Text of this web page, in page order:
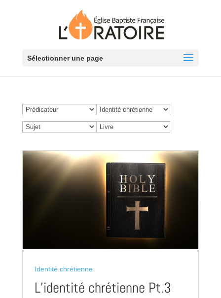
Sélectionner une page
Identité chrétienne
L’identité chrétienne Pt.3